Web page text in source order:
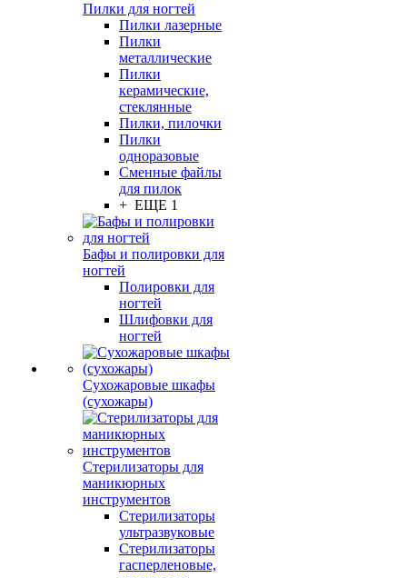
Пилки для ногтей
Пилки лазерные
Пилки
металлические
Пилки
керамические,
стеклянные
Пилки, пилочки
Пилки
одноразовые
Сменные файлы
для пилок
+ ЕЩЕ 1
Бафы и полировки для
ногтей
Полировки для
ногтей
Шлифовки для
ногтей
Сухожаровые шкафы
(сухожары)
Стерилизаторы для
маникюрных
инструментов
Стерилизаторы
ультразвуковые
Стерилизаторы
гасперленовые,